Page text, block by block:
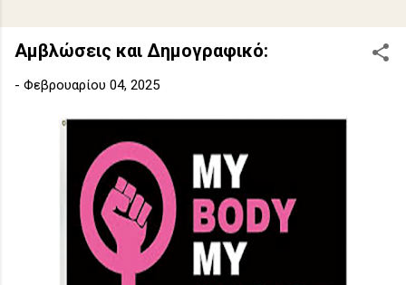
Αμβλώσεις και Δημογραφικό:
- Φεβρουαρίου 04, 2025